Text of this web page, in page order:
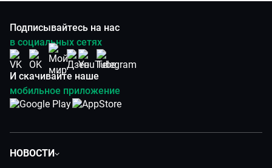
Подписывайтесь на нас
в социальных сетях
И скачивайте наше
мобильное приложение
НОВОСТИ